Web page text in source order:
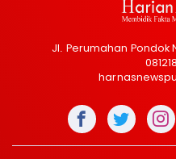
Jl. Perumahan Pondok